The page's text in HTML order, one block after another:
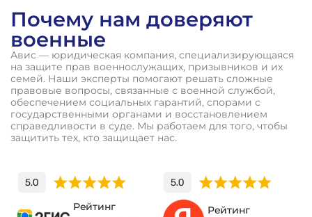
Почему нам доверяют
военные
Авис — юридическая компания, специализирующаяся
на защите прав военнослужащих, призывников и их
семей. Наши эксперты помогают решать сложные
правовые вопросы, связанные с военной службой,
обеспечением социальных гарантий, спорами с
государственными органами и восстановлением
справедливости в суде. Мы работаем для того, чтобы
защитить тех, кто защищает нас.
Рейтинг Рейтинг